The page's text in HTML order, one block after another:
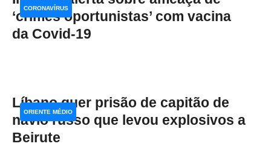
‘crimes oportunistas’ com vacina
da Covid-19
CORONAVÍRUS
Líbano quer prisão de capitão de
navio russo que levou explosivos a
Beirute
ORIENTE MÉDIO